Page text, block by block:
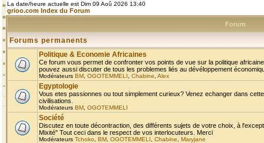
La date/heure actuelle est Dim 09 Aoû 2026 13:40
grioo.com Index du Forum
Forum
Forums permanents
Politique & Economie Africaines
Ce forum vous permet de confronter vos points de vue sur la politique
pouvez aussi discuter de tous les problemes liés au dévéloppement
Modérateurs BM OGOTEMMELI Chabine Alex
Egyptologie
Vous etes passionnes ou tout simplement curieux? Venez echanger dans
civilisations.
Modérateurs BM OGOTEMMELI
Société
Discutez en toute décontraction, des différents sujets de votre choix, à
Mixité" Tout ceci dans le respect de vos interlocuteurs. Merci
Modérateurs Tchoko BM OGOTEMMELI Chabine Maryjane